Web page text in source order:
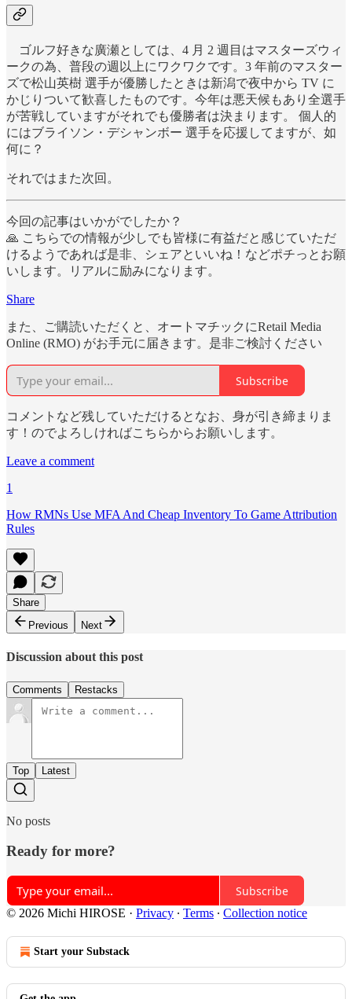
ゴルフ好きな廣瀬としては、4 月 2 週目はマスターズウィ
ークの為、普段の週以上にワクワクです。3 年前のマスター
ズで松山英樹 選手が優勝したときは新潟で夜中から TV に
かじりついて歓喜したものです。今年は悪天候もあり全選手
が苦戦していますがそれでも優勝者は決まります。 個人的
にはブライソン・デシャンボー 選手を応援してますが、如
何に？
それではまた次回。
今回の記事はいかがでしたか？
🙏 こちらでの情報が少しでも皆様に有益だと感じていただ
けるようであれば是非、シェアといいね！などポチっとお願
いします。リアルに励みになります。
Share
また、ご購読いただくと、オートマチックにRetail Media
Online (RMO) がお手元に届きます。是非ご検討ください
Subscribe
コメントなど残していただけるとなお、身が引き締まりま
す！のでよろしければこちらからお願いします。
Leave a comment
1
How RMNs Use MFA And Cheap Inventory To Game Attribution
Rules
Share
Previous
Next
Discussion about this post
Comments Restacks
Top Latest
No posts
Ready for more?
Subscribe
© 2026 Michi HIROSE · Privacy ∙ Terms ∙ Collection notice
Start your Substack